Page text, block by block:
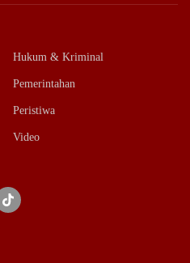
Hukum & Kriminal
Pemerintahan
Peristiwa
Video